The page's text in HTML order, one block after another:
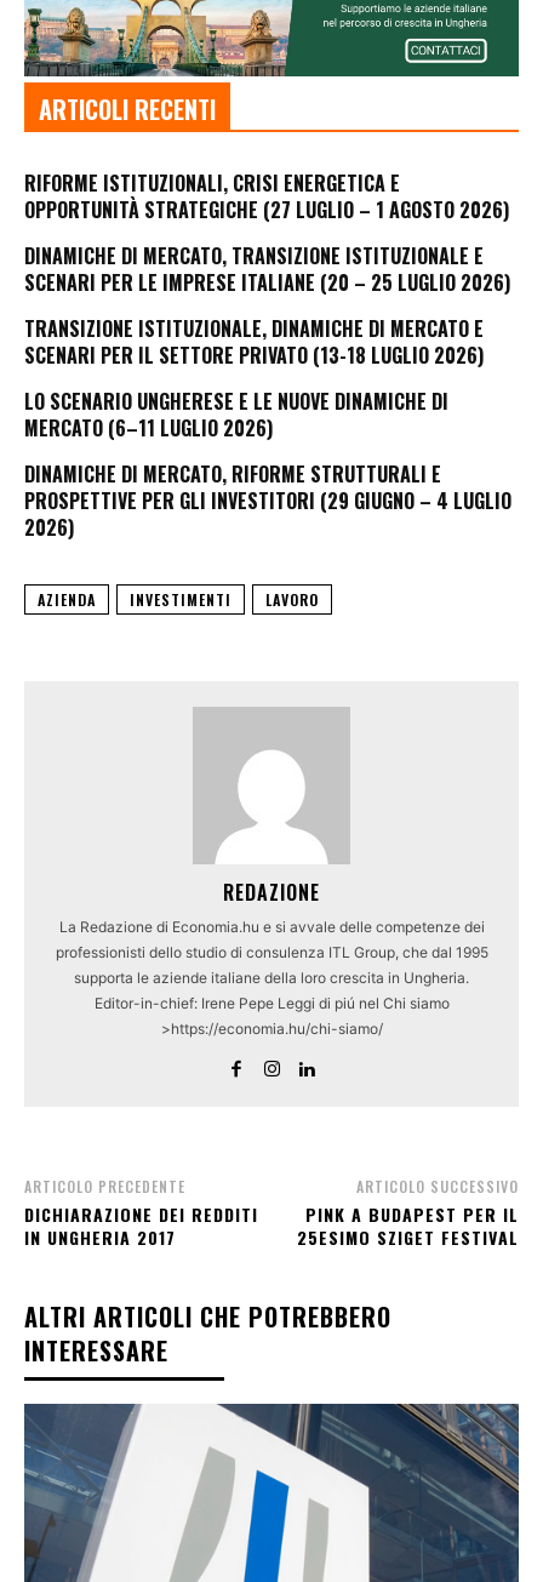
ARTICOLI RECENTI
RIFORME ISTITUZIONALI, CRISI ENERGETICA E
OPPORTUNITÀ STRATEGICHE (27 LUGLIO – 1 AGOSTO 2026)
DINAMICHE DI MERCATO, TRANSIZIONE ISTITUZIONALE E
SCENARI PER LE IMPRESE ITALIANE (20 – 25 LUGLIO 2026)
TRANSIZIONE ISTITUZIONALE, DINAMICHE DI MERCATO E
SCENARI PER IL SETTORE PRIVATO (13-18 LUGLIO 2026)
LO SCENARIO UNGHERESE E LE NUOVE DINAMICHE DI
MERCATO (6–11 LUGLIO 2026)
DINAMICHE DI MERCATO, RIFORME STRUTTURALI E
PROSPETTIVE PER GLI INVESTITORI (29 GIUGNO – 4 LUGLIO
2026)
AZIENDA INVESTIMENTI LAVORO
REDAZIONE
La Redazione di Economia.hu e si avvale delle competenze dei
professionisti dello studio di consulenza ITL Group, che dal 1995
supporta le aziende italiane della loro crescita in Ungheria.
Editor-in-chief: Irene Pepe Leggi di piú nel Chi siamo
>https://economia.hu/chi-siamo/
ARTICOLO PRECEDENTE
DICHIARAZIONE DEI REDDITI
IN UNGHERIA 2017
ARTICOLO SUCCESSIVO
PINK A BUDAPEST PER IL
25ESIMO SZIGET FESTIVAL
ALTRI ARTICOLI CHE POTREBBERO
INTERESSARE